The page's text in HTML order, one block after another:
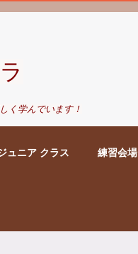
く学んでいます！
ュニア クラス 練習会場